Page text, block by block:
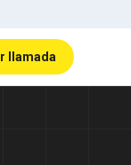
llamada